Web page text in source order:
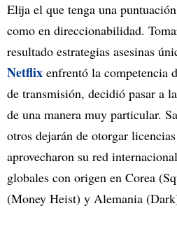
Elija el que tenga una
como en direccionabilidad.
resultado estrategias asesinas
Netflix enfrentó la competencia
de transmisión, decidió pasar a
de una manera muy particular.
otros dejarán de otorgar
aprovecharon su red
globales con origen en Corea
(Money Heist) y Alemania